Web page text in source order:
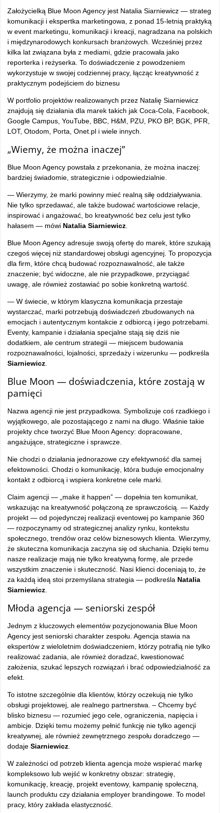
Założycielką Blue Moon Agency jest Natalia Siarniewicz — strateg
komunikacji i ekspertka marketingowa, z ponad 15-letnią praktyką
w event marketingu, komunikacji i kreacji, nagradzana na polskich
i międzynarodowych konkursach branżowych. Wcześniej przez
kilka lat związana była z mediami, gdzie pracowała jako
reporterka i reżyserka. To doświadczenie z powodzeniem
wykorzystuje w swojej codziennej pracy, łącząc kreatywność z
praktycznym podejściem do biznesu
W portfolio projektów realizowanych przez Natalię Siarniewicz
znajdują się działania dla marek takich jak Coca-Cola, Facebook,
Google Campus, YouTube, BBC, H&M, PZU, PKO BP, BGK, PFR,
LOT, Otodom, Porta, Onet.pl i wiele innych.
„Wiemy, że można inaczej”
Blue Moon Agency powstała z przekonania, że można inaczej:
bardziej świadomie, strategicznie i odpowiedzialnie.
— Wierzymy, że marki powinny mieć realną siłę oddziaływania.
Nie tylko sprzedawać, ale także budować wartościowe relacje,
inspirować i angażować, bo kreatywność bez celu jest tylko
hałasem — mówi Natalia Siarniewicz
Blue Moon Agency adresuje swoją ofertę do marek, które szukają
czegoś więcej niż standardowej obsługi agencyjnej. To propozycja
dla firm, które chcą budować rozpoznawalność, ale także
znaczenie; być widoczne, ale nie przypadkowe, przyciągać
uwagę, ale również zostawiać po sobie konkretną wartość.
— W świecie, w którym klasyczna komunikacja przestaje
wystarczać, marki potrzebują doświadczeń zbudowanych na
emocjach i autentycznym kontakcie z odbiorcą i jego potrzebami.
Eventy, kampanie i działania specjalne stają się dziś nie
dodatkiem, ale centrum strategii — miejscem budowania
rozpoznawalności, lojalności, sprzedaży i wizerunku — podkreśla
Siarniewicz
Blue Moon — doświadczenia, które zostają w
pamięci
Nazwa agencji nie jest przypadkowa. Symbolizuje coś rzadkiego i
wyjątkowego, ale pozostającego z nami na długo. Właśnie takie
projekty chce tworzyć Blue Moon Agency: dopracowane,
angażujące, strategiczne i sprawcze.
Nie chodzi o działania jednorazowe czy efektywność dla samej
efektowności. Chodzi o komunikację, która buduje emocjonalny
kontakt z odbiorcą i wspiera konkretne cele marki.
Claim agencji — „make it happen” — dopełnia ten komunikat,
wskazując na kreatywność połączoną ze sprawczością. — Każdy
projekt — od pojedynczej realizacji eventowej po kampanie 360
— rozpoczynamy od strategicznej analizy rynku, kontekstu
społecznego, trendów oraz celów biznesowych klienta. Wierzymy,
że skuteczna komunikacja zaczyna się od słuchania. Dzięki temu
nasze realizacje mają nie tylko kreatywną formę, ale przede
wszystkim znaczenie i skuteczność. Nasi klienci doceniają to, że
za każdą ideą stoi przemyślana strategia — podkreśla Natalia
Siarniewicz
Młoda agencja — seniorski zespół
Jednym z kluczowych elementów pozycjonowania Blue Moon
Agency jest seniorski charakter zespołu. Agencja stawia na
ekspertów z wieloletnim doświadczeniem, którzy potrafią nie tylko
realizować zadania, ale również doradzać, kwestionować
założenia, szukać lepszych rozwiązań i brać odpowiedzialność za
efekt.
To istotne szczególnie dla klientów, którzy oczekują nie tylko
obsługi projektowej, ale realnego partnerstwa. – Chcemy być
blisko biznesu — rozumieć jego cele, ograniczenia, napięcia i
ambicje. Dzięki temu możemy pełnić funkcję nie tylko agencji
kreatywnej, ale również zewnętrznego zespołu doradczego —
dodaje Siarniewicz
W zależności od potrzeb klienta agencja może wspierać markę
kompleksowo lub wejść w konkretny obszar: strategię,
komunikację, kreację, projekt eventowy, kampanię społeczną,
launch produktu czy działania employer brandingowe. To model
pracy, który zakłada elastyczność.